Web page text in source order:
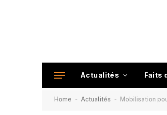
Actualités Faits
Home - Actualités - Mobilisation